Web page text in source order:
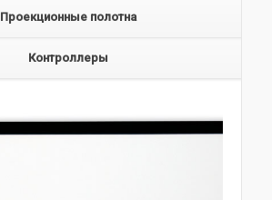
Проекционные полотна
Контроллеры